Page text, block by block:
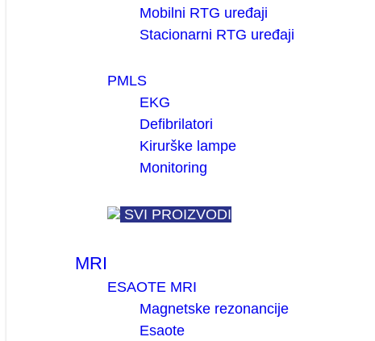
Mobilni RTG uređaji
Stacionarni RTG uređaji
PMLS
EKG
Defibrilatori
Kirurške lampe
Monitoring
SVI PROIZVODI
MRI
ESAOTE MRI
Magnetske rezonancije
Esaote